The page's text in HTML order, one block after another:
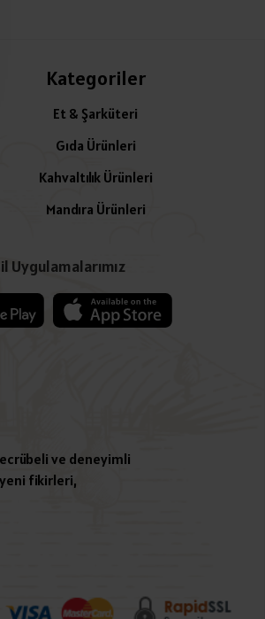
Kategoriler
Et & Şarküteri
Gıda Ürünleri
Kahvaltılık Ürünleri
Mandıra Ürünleri
Uygulamalarımız
ve deneyimli
fikirleri,